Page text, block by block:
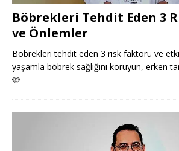
Böbrekleri Tehdit Eden 3
ve Önlemler
Böbrekleri tehdit eden 3 risk faktörü ve
yaşamla böbrek sağlığını koruyun, erken
🩷